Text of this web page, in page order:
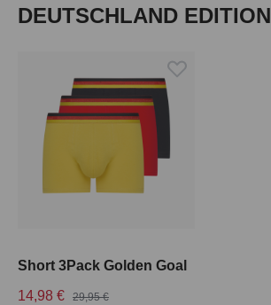
Produktgalerie überspringen
DEUTSCHLAND EDITION
Short 3Pack Golden Goal
14,98 €
29,95 €